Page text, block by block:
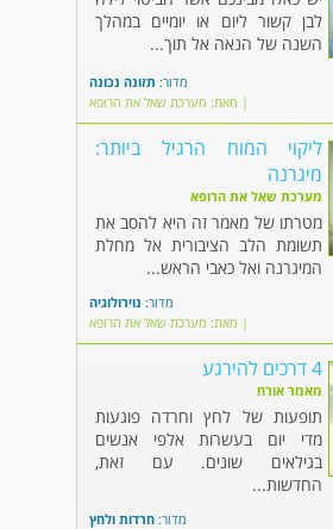
לבן קשור ליום או יומיים במהלך
השנה של הנאה אל תוך...
מדור: תזונה נכונה
| מאת: מערכת שאל את הרופא
ליקוי המוח הרגיל ביותר:
מיגרנה
מערכת שאל את הרופא
מטרתו של מאמר זה היא להסב את
תשומת הלב הציבורית אל מחלת
המיגרנה ואל כאבי הראש...
מדור: נוירולוגיה
| מאת: מערכת שאל את הרופא
4 דרכים להירגע
מאמר אורח
תופעות של לחץ וחרדה פוגעות
מדי יום בעשרות אלפי אנשים
בגילאים שונים. עם זאת,
החדשות...
מדור:חרדות ולחץ